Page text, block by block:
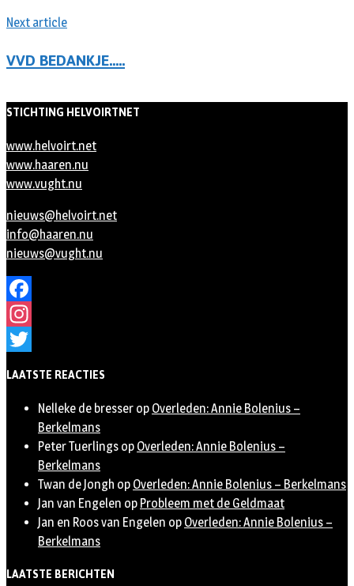
Next article
VVD BEDANKJE…..
STICHTING HELVOIRTNET
www.helvoirt.net
www.haaren.nu
www.vught.nu
nieuws@helvoirt.net
info@haaren.nu
nieuws@vught.nu
Facebook
Instagram
LAATSTE REACTIES
Nelleke de bresser op Overleden: Annie Bolenius –
Berkelmans
Peter Tuerlings op Overleden: Annie Bolenius –
Berkelmans
Twan de Jongh op Overleden: Annie Bolenius – Berkelmans
Jan van Engelen op Probleem met de Geldmaat
Jan en Roos van Engelen op Overleden: Annie Bolenius –
Berkelmans
LAATSTE BERICHTEN